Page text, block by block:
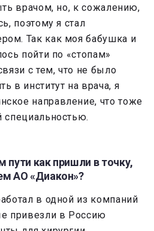
врачом, но, к сожалению,
поэтому я стал
Так как моя бабушка и
пойти по «стопам»
с тем, что не было
в институт на врача, я
направление, что тоже
специальностью.
пути как пришли в точку,
АО «Диакон»?
в одной из компаний
привезли в Россию